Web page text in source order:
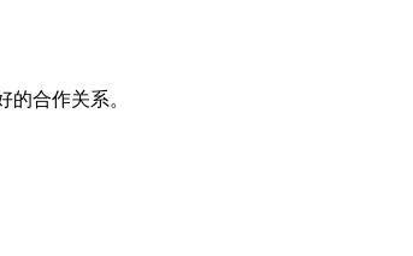
合作关系。